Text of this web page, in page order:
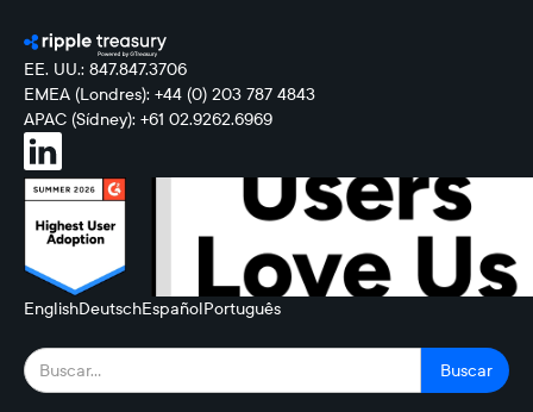
EE. UU.: 847.847.3706
EMEA (Londres): +44 (0) 203 787 4843
APAC (Sídney): +61 02.9262.6969
EnglishDeutschEspañolPortuguês